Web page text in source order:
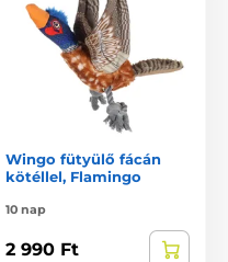
Wingo fütyülő fácán
kötéllel, Flamingo
10 nap
2 990 Ft